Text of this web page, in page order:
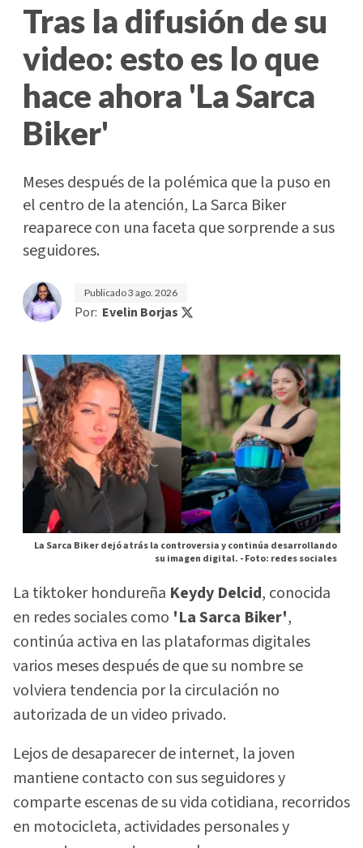
Tras la difusión de su
video: esto es lo que
hace ahora 'La Sarca
Biker'
Meses después de la polémica que la puso en
el centro de la atención, La Sarca Biker
reaparece con una faceta que sorprende a sus
seguidores.
Publicado3 ago. 2026
Por: Evelin Borjas
La Sarca Biker dejó atrás la controversia y continúa desarrollando
su imagen digital. -Foto: redes sociales
La tiktoker hondureña Keydy Delcid, conocida
en redes sociales como 'La Sarca Biker',
continúa activa en las plataformas digitales
varios meses después de que su nombre se
volviera tendencia por la circulación no
autorizada de un video privado.
Lejos de desaparecer de internet, la joven
mantiene contacto con sus seguidores y
comparte escenas de su vida cotidiana, recorridos
en motocicleta, actividades personales y